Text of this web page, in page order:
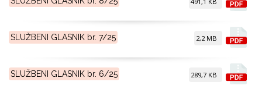
SLUŽBENI GLASNIK br. 7/25 2,2 MB
SLUŽBENI GLASNIK br. 6/25 289,7 KB